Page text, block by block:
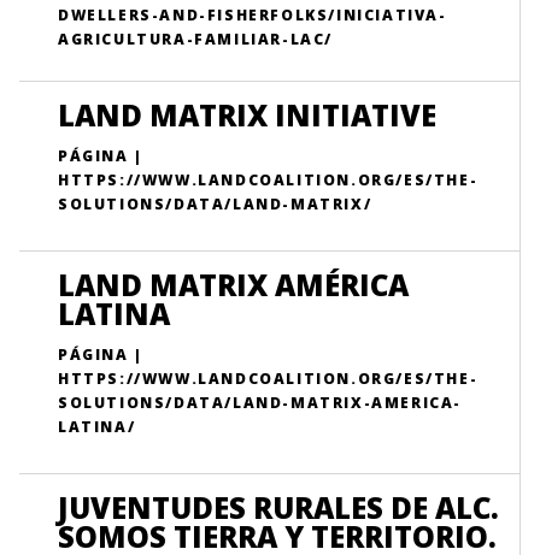
DWELLERS-AND-FISHERFOLKS/INICIATIVA-
AGRICULTURA-FAMILIAR-LAC/
LAND MATRIX INITIATIVE
PÁGINA |
HTTPS://WWW.LANDCOALITION.ORG/ES/THE-
SOLUTIONS/DATA/LAND-MATRIX/
LAND MATRIX AMÉRICA
LATINA
PÁGINA |
HTTPS://WWW.LANDCOALITION.ORG/ES/THE-
SOLUTIONS/DATA/LAND-MATRIX-AMERICA-
LATINA/
JUVENTUDES RURALES DE ALC.
SOMOS TIERRA Y TERRITORIO.